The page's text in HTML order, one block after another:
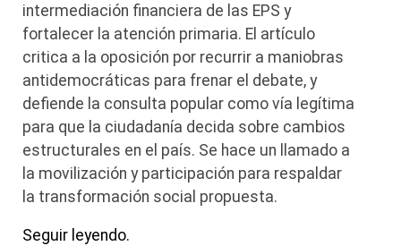
intermediación financiera de las EPS y
fortalecer la atención primaria. El artículo
critica a la oposición por recurrir a maniobras
antidemocráticas para frenar el debate, y
defiende la consulta popular como vía legítima
para que la ciudadanía decida sobre cambios
estructurales en el país. Se hace un llamado a
la movilización y participación para respaldar
la transformación social propuesta.
Seguir leyendo.